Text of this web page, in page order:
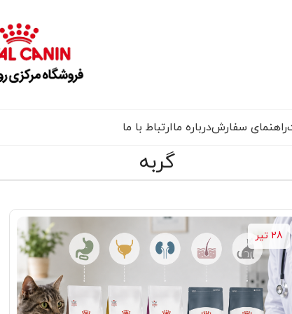
راهنمای سفارشدرباره ماارتباط با ما
گربه
28 تیر